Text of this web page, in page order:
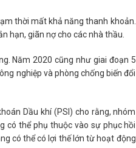
thời mất khả năng thanh khoản.
hạn, giãn nợ cho các nhà thầu.
Năm 2020 cũng như giai đoạn 5
nghiệp và phòng chống biến đổi
Dầu khí (PSI) cho rằng, nhóm
có thể phụ thuộc vào sự phục hồi
có thể có lợi thế lớn từ hoạt động